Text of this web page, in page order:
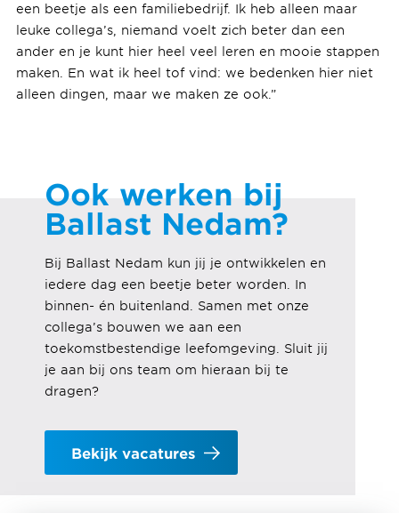
een beetje als een familiebedrijf. Ik heb alleen maar
leuke collega’s, niemand voelt zich beter dan een
ander en je kunt hier heel veel leren en mooie stappen
maken. En wat ik heel tof vind: we bedenken hier niet
alleen dingen, maar we maken ze ook.”
Ook werken bij
Ballast Nedam?
Bij Ballast Nedam kun jij je ontwikkelen en
iedere dag een beetje beter worden. In
binnen- én buitenland. Samen met onze
collega’s bouwen we aan een
toekomstbestendige leefomgeving . Sluit jij
je aan bij ons team om hieraan bij te
dragen?
Bekijk vacatures